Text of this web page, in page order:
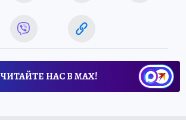
ЧИТАЙТЕ НАС В МАХ!